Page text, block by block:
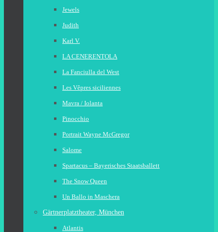
Jewels
Judith
Karl V.
LA CENERENTOLA
La Fanciulla del West
Les Vêpres siciliennes
Mavra / Iolanta
Pinocchio
Portrait Wayne McGregor
Salome
Spartacus – Bayerisches Staatsballett
The Snow Queen
Un Ballo in Maschera
Gärtnerplatztheater, München
Atlantis